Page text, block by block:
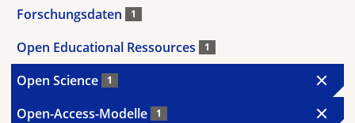
Forschungsdaten 1
Open Educational Ressources 1
Open Science 1
Open-Access-Modelle 1